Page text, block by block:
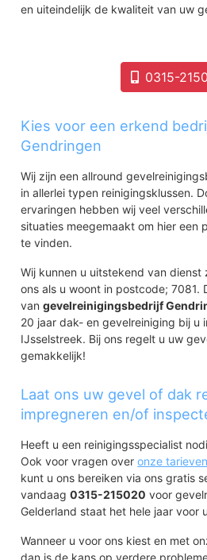
en uiteindelijk de kwaliteit van uw
0315-
Kies voor een erkend
Gendringen
Wij zijn een allround
in allerlei typen reinigingsklussen.
ervaringen hebben wij veel
situaties meegemaakt om hier een
te vinden.
Wij kunnen u uitstekend van dienst
ons als u woont in postcode; 7081.
vangevelreinigingsbedrijf
20 jaar dak- en gevelreiniging bij u
IJsselstreek. Bij ons regelt u uw
gemakkelijk!
Laat ons uw gevel of dak
impregneren en/of
Heeft u een reinigingsspecialist
Ook voor vragen overonze tarieven
kunt u ons bereiken via ons gratis
vandaag0315-215020 voor
Gelderland staat het hele jaar voor
Wanneer u voor ons kiest en met
dan is de kans op verdere